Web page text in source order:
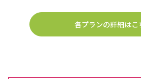
各プランの詳細はこ